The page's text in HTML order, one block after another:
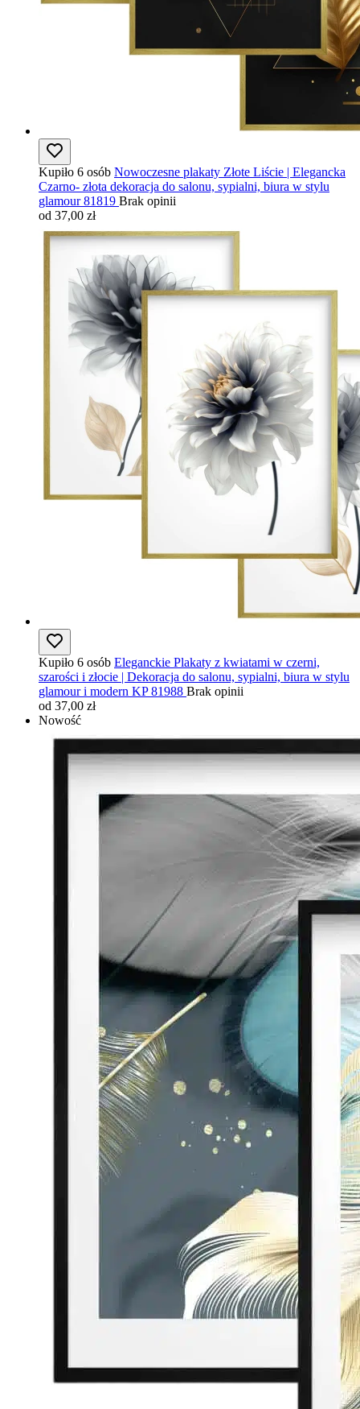
Kupiło 6 osób Nowoczesne plakaty Złote Liście | Elegancka
Czarno- złota dekoracja do salonu, sypialni, biura w stylu
glamour 81819 Brak opinii
od 37,00 zł
Kupiło 6 osób Eleganckie Plakaty z kwiatami w czerni,
szarości i złocie | Dekoracja do salonu, sypialni, biura w stylu
glamour i modern KP 81988 Brak opinii
od 37,00 zł
Nowość